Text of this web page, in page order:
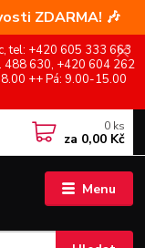
ZDARMA! 🎶
tel: +420 605 333 663
488 630, +420 604 262
++ Pá: 9.00-15.00
Menu
0 ks
za 0,00 Kč